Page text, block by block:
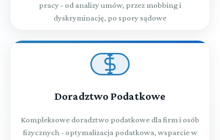
pracy - od analizy umów, przez mobbing i
dyskryminację, po spory sądowe
Doradztwo Podatkowe
Kompleksowe doradztwo podatkowe dla firm i osób
fizycznych - optymalizacja podatkowa, wsparcie w